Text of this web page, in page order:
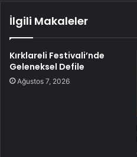
İlgili Makaleler
Kırklareli Festivali’nde
Geleneksel Defile
Ağustos 7, 2026